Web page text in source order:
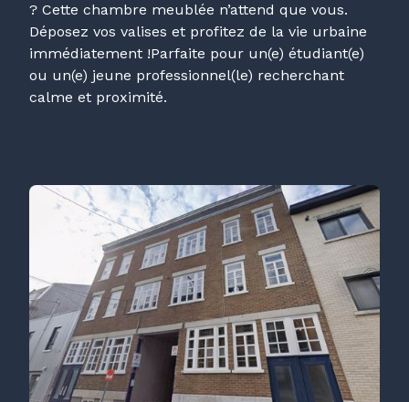
? Cette chambre meublée n’attend que vous.
Déposez vos valises et profitez de la vie urbaine
immédiatement !Parfaite pour un(e) étudiant(e)
ou un(e) jeune professionnel(le) recherchant
calme et proximité.